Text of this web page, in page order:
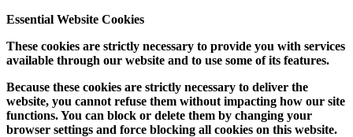
Essential Website Cookies
These cookies are strictly necessary to provide you with services
available through our website and to use some of its features.
Because these cookies are strictly necessary to deliver the
website, you cannot refuse them without impacting how our site
functions. You can block or delete them by changing your
browser settings and force blocking all cookies on this website.